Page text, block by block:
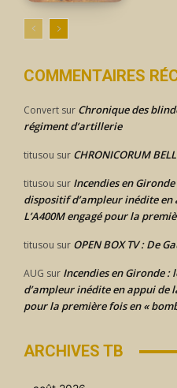
COMMENTAIRES
Convert sur Chronique des
régiment d’artillerie
titusou sur CHRONICORUM
titusou sur Incendies en
dispositif d’ampleur inédite
L’A400M engagé pour la
titusou sur OPEN BOX TV : De
AUG sur Incendies en Gironde
d’ampleur inédite en appui de
pour la première fois en «
ARCHIVES TB